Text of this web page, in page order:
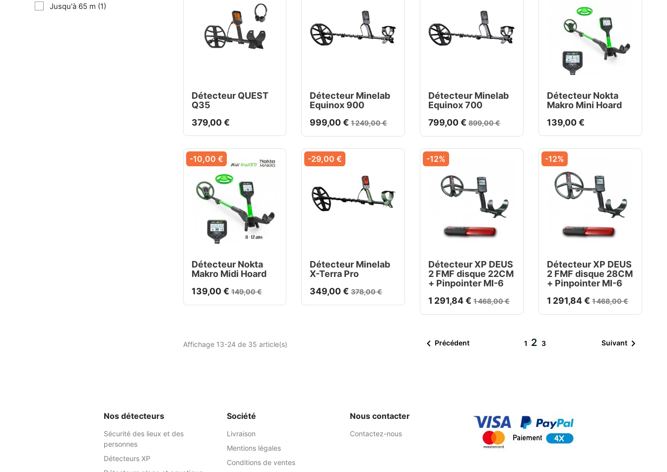
Jusqu'à 65 m (1)
Détecteur QUEST
Q35
379,00 €
Détecteur Minelab
Equinox 900
999,00 €1 249,00 €
Détecteur Minelab
Equinox 700
799,00 €899,00 €
Détecteur Nokta
Makro Mini Hoard
139,00 €
Détecteur Nokta
Makro Midi Hoard
139,00 €149,00 €
-10,00 €
Détecteur Minelab
X-Terra Pro
349,00 €378,00 €
-29,00 €
Détecteur XP DEUS
2 FMF disque 22CM
+ Pinpointer MI-6
1 291,84 €1 468,00 €
-12%
Détecteur XP DEUS
2 FMF disque 28CM
+ Pinpointer MI-6
1 291,84 €1 468,00 €
-12%
Affichage 13-24 de 35 article(s)  Précédent 1 2 3 Suivant
Nos détecteurs
Sécurité des lieux et des
personnes
Détecteurs XP
Société
Livraison
Mentions légales
Conditions de ventes
Nous contacter
Contactez-nous